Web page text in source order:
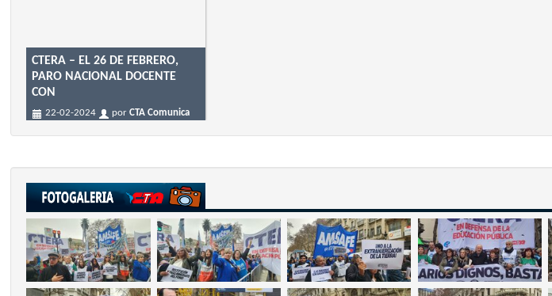
CTERA – EL 26 DE FEBRERO,
PARO NACIONAL DOCENTE
CON
22-02-2024 porCTA Comunica